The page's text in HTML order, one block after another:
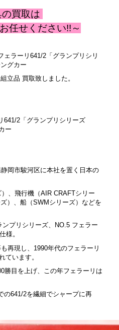
の買取は
任せください!!～
ラーリ641/2「グランプリシリ
グカー
立品 買取致しました。
641/2「グランプリシリーズ
ー
岡市駿河区に本社を置く日本の
、飛行機（AIR CRAFTシリー
）、船（SWMシリーズ）などを
プリシリーズ、NO.5 フェラー
様。
再現し、1990年代のフェラーリ
ています。
勝目を上げ、この年フェラーリは
の641/2を繊細でシャープに再